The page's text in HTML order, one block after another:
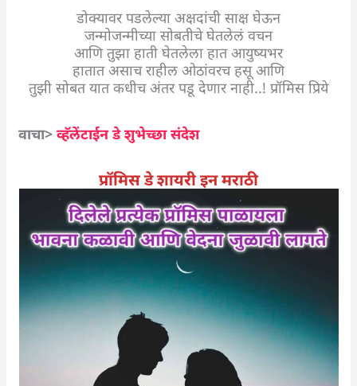
डोक्यावर पडलेल्या अक्षदांची साक्ष घेऊन
जन्मोजन्मीच्या सोबतीचे घेतलेलं वचन
आणि तुझा हाती घेतलेला हात आयुष्यभर
हातात असाच राहील ओठांवरच हसू आणि
तुझी सोबत यात कधीच अंतर पडू देणार नाही..! प्रॉमिस प्रिये
वाचा>व्हॅलेंटाईन डे शुभेच्छा संदेश
प्रॉमिस डे शायरी इन मराठी